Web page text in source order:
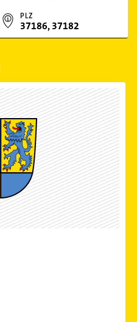
PLZ
37186, 37182